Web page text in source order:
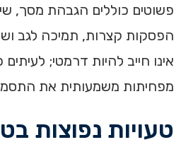
פשוטים כוללים הגבהת מסך,
הפסקות קצרות, תמיכה לגב
אינו חייב להיות דרמטי;
מפחיתות משמעותית את
טעויות נפוצות